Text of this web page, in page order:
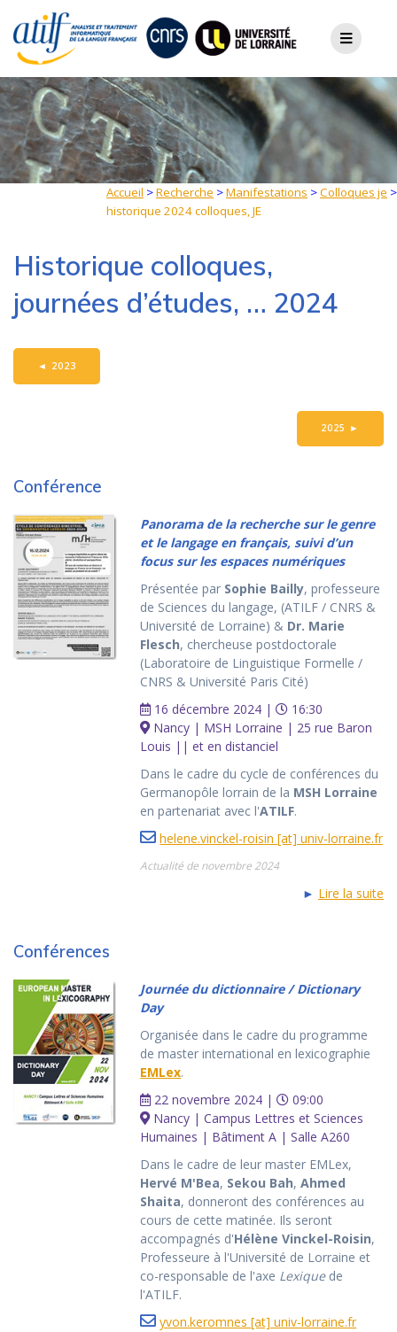
content
Accueil >Recherche >Manifestations >Colloques je >
historique 2024 colloques, JE
Historique colloques,
journées d’études, … 2024
◄ 2023
2025 ►
Conférence
Panorama de la recherche sur le genre
et le langage en français, suivi d’un
focus sur les espaces numériques
Présentée par Sophie Bailly, professeure
de Sciences du langage, (ATILF / CNRS &
Université de Lorraine) & Dr. Marie
Flesch, chercheuse postdoctorale
(Laboratoire de Linguistique Formelle /
CNRS & Université Paris Cité)
16 décembre 2024 |
16:30
Nancy | MSH Lorraine | 25 rue Baron
Louis || et en distanciel
Dans le cadre du cycle de conférences du
Germanopôle lorrain de la MSH Lorraine
en partenariat avec l'ATILF.
helene.vinckel-roisin [at] univ-lorraine.fr
Actualité de novembre 2024
► Lire la suite
Conférences
Journée du dictionnaire / Dictionary
Day
Organisée dans le cadre du programme
de master international en lexicographie
EMLex.
22 novembre 2024 |
09:00
Nancy | Campus Lettres et Sciences
Humaines | Bâtiment A | Salle A260
Dans le cadre de leur master EMLex,
Hervé M'Bea, Sekou Bah,Ahmed
Shaita, donneront des conférences au
cours de cette matinée. Ils seront
accompagnés d'Hélène Vinckel-Roisin,
Professeure à l'Université de Lorraine et
co-responsable de l'axe Lexiquede
l'ATILF.
yvon.keromnes [at] univ-lorraine.fr